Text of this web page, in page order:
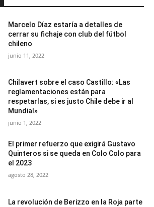
Marcelo Díaz estaría a detalles de
cerrar su fichaje con club del fútbol
chileno
junio 11, 2022
Chilavert sobre el caso Castillo: «Las
reglamentaciones están para
respetarlas, si es justo Chile debe ir al
Mundial»
junio 1, 2022
El primer refuerzo que exigirá Gustavo
Quinteros si se queda en Colo Colo para
el 2023
agosto 28, 2022
La revolución de Berizzo en la Roja parte